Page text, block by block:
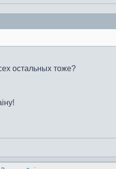
остальных тоже?